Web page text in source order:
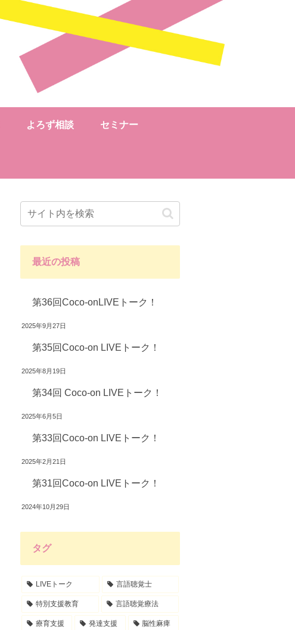
よろず相談 セミナー
最近の投稿
第36回Coco-onLIVEトーク！
2025年9月27日
第35回Coco-on LIVEトーク！
2025年8月19日
第34回 Coco-on LIVEトーク！
2025年6月5日
第33回Coco-on LIVEトーク！
2025年2月21日
第31回Coco-on LIVEトーク！
2024年10月29日
タグ
LIVEトーク 言語聴覚士
特別支援教育 言語聴覚療法
療育支援 発達支援 脳性麻痺